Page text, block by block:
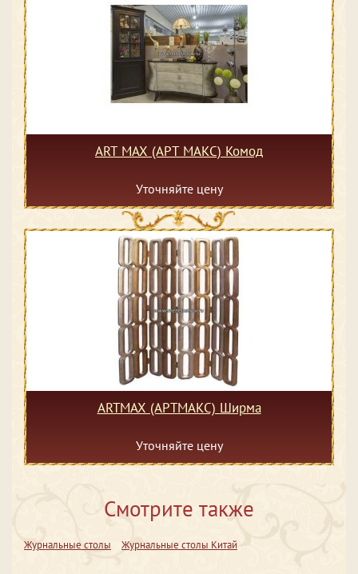
ART MAX (АРТ МАКС) Комод
Уточняйте цену
ARTMAX (АРТМАКС) Ширма
Уточняйте цену
Смотрите также
Журнальные столы Журнальные столы Китай